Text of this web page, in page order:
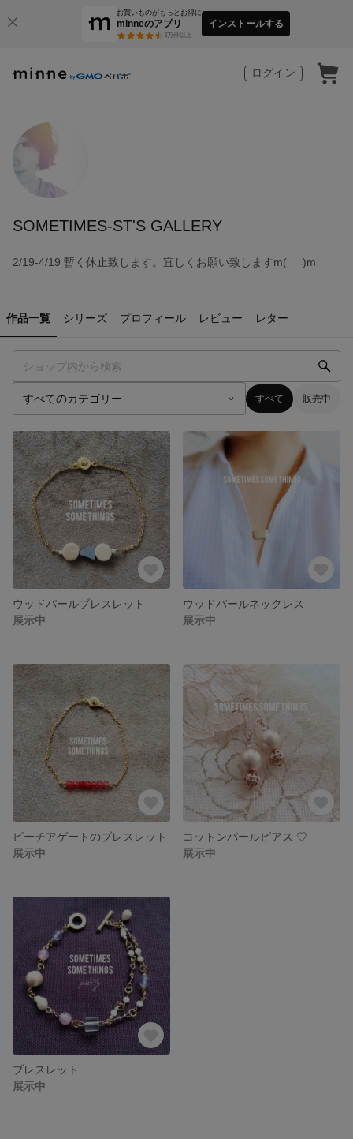
お買いものがもっとお得に
minneのアプリ
3万件以上
インストールする
ログイン
SOMETIMES-ST'S GALLERY
2/19-4/19 暫く休止致します。宜しくお願い致しますm(_ _)m
作品一覧 シリーズ プロフィール レビュー レター
すべて 販売中
ウッドパールブレスレット
展示中
ウッドパールネックレス
展示中
ピーチアゲートのブレスレット
展示中
コットンパールピアス ♡
展示中
ブレスレット
展示中